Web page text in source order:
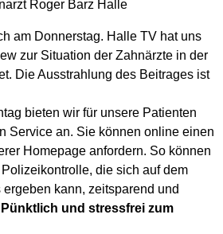
am Donnerstag. Halle TV hat uns
zur Situation der Zahnärzte in der
Die Ausstrahlung des Beitrages ist
bieten wir für unsere Patienten
Service an. Sie können online einen
Homepage anfordern. So können
die sich auf dem
kann, zeitsparend und
Pünktlich und stressfrei zum